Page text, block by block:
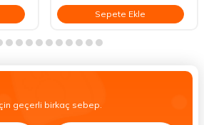
Sepete Ekle
geçerli birkaç sebep.